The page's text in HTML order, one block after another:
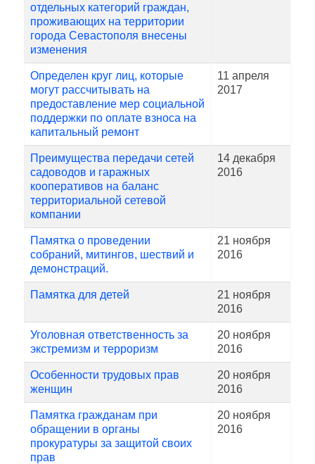
отдельных категорий граждан,
проживающих на территории
города Севастополя внесены
изменения
Определен круг лиц, которые
могут рассчитывать на
предоставление мер социальной
поддержки по оплате взноса на
капитальный ремонт
11 апреля
2017
Преимущества передачи сетей
садоводов и гаражных
кооперативов на баланс
территориальной сетевой
компании
14 декабря
2016
Памятка о проведении
собраний, митингов, шествий и
демонстраций.
21 ноября
2016
Памятка для детей
21 ноября
2016
Уголовная ответственность за
экстремизм и терроризм
20 ноября
2016
Особенности трудовых прав
женщин
20 ноября
2016
Памятка гражданам при
обращении в органы
прокуратуры за защитой своих
прав
20 ноября
2016